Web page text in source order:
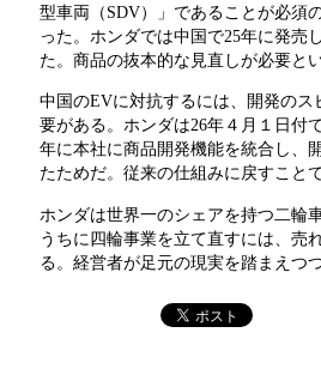
型車両（SDV）」であることが必須
った。ホンダでは中国で25年に発売
た。商品の抜本的な見直しが必要とい
中国のEVに対抗するには、開発の
要がある。ホンダは26年４月１日付
年に本社に商品開発機能を統合し、
たためだ。従来の仕組みに戻すこと
ホンダは世界一のシェアを持つ二輪
うちに四輪事業を立て直すには、売
る。経営者が足元の現実を踏まえつ